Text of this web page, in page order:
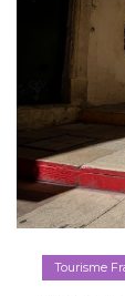
Tourisme